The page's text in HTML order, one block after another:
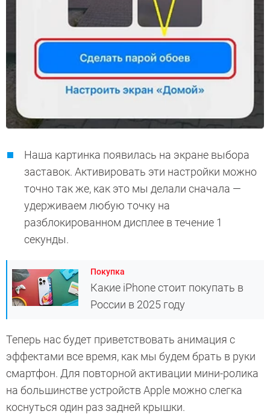
Наша картинка появилась на экране выбора
заставок. Активировать эти настройки можно
точно так же, как это мы делали сначала —
удерживаем любую точку на
разблокированном дисплее в течение 1
секунды.
Покупка
Какие iPhone стоит покупать в
России в 2025 году
Теперь нас будет приветствовать анимация с
эффектами все время, как мы будем брать в руки
смартфон. Для повторной активации мини-ролика
на большинстве устройств Apple можно слегка
коснуться один раз задней крышки.